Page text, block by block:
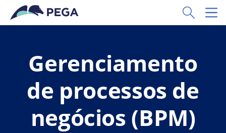
Pular para o conteúdo principal
Toggle
Gerenciamento
de processos de
negócios (BPM)